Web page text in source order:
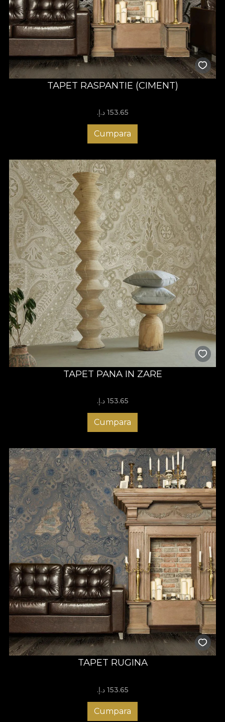
TAPET RASPANTIE (CIMENT)
153.65 د.إ.‏
Cumpara
TAPET PANA IN ZARE
153.65 د.إ.‏
Cumpara
TAPET RUGINA
153.65 د.إ.‏
Cumpara